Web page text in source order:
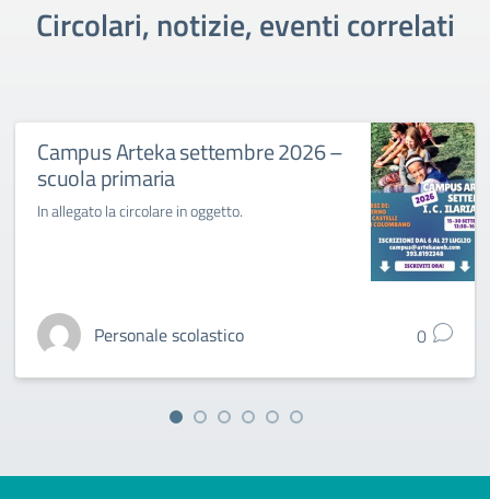
Circolari, notizie, eventi correlati
Campus Arteka settembre 2026 –
scuola primaria
In allegato la circolare in oggetto.
Personale scolastico 0